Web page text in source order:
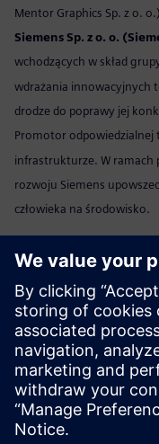
Mentor Graphics Sp. z o.
Siemens Sp. z o. o.
wchodzących w skład
wdrażania innowacyjnych
drodze do poprawy jej
Promotor odpowiedzialnej
infrastrukturze. W
rozwoju Siemens
człowieka na środowisko.
Marta Benedyczak
+48 538 554 054 /
www:Siemens Polska
Linkedin:
Wyślij email